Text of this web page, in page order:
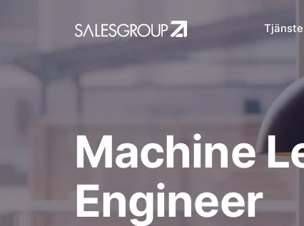
Machine
Engineer